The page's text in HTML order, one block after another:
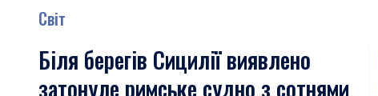
Світ
Біля берегів Сицилії виявлено
затонуле римське судно з сотнями